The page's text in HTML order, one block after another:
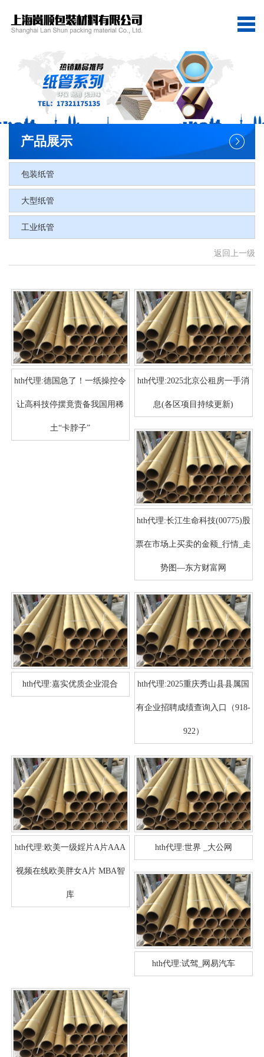
客户案例
产品展示
包装纸管
大型纸管
工业纸管
返回上一级
hth代理:德国急了！一纸操控令
让高科技停摆竟责备我国用稀
土“卡脖子”
hth代理:2025北京公租房一手消
息(各区项目持续更新)
hth代理:长江生命科技(00775)股
票在市场上买卖的金额_行情_走
势图—东方财富网
hth代理:嘉实优质企业混合 hth代理:2025重庆秀山县县属国
有企业招聘成绩查询入口（918-
922）
hth代理:欧美一级婬片A片AAA
视频在线欧美胖女A片 MBA智
库
hth代理:世界 _大公网
hth代理:试驾_网易汽车